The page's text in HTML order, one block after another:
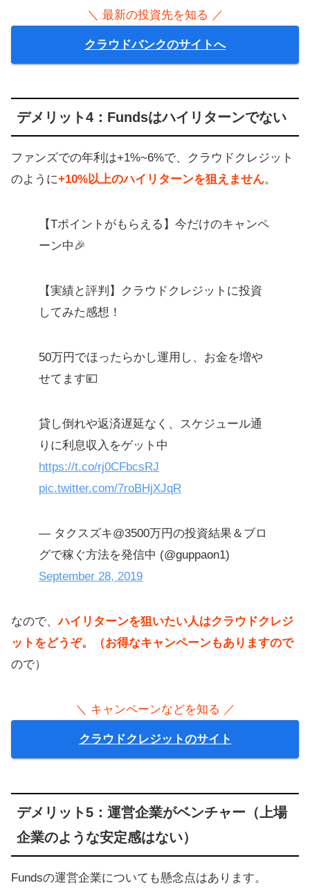
＼ 最新の投資先を知る ／
クラウドバンクのサイトへ
デメリット4：Fundsはハイリターンでない
ファンズでの年利は+1%~6%で、クラウドクレジット
のように+10%以上のハイリターンを狙えません。
【Tポイントがもらえる】今だけのキャンペ
ーン中🎉
【実績と評判】クラウドクレジットに投資
してみた感想！
50万円でほったらかし運用し、お金を増や
せてます💴
貸し倒れや返済遅延なく、スケジュール通
りに利息収入をゲット中
https://t.co/rj0CFbcsRJ
pic.twitter.com/7roBHjXJqR
— タクスズキ@3500万円の投資結果＆ブロ
グで稼ぐ方法を発信中 (@guppaon1)
September 28, 2019
なので、ハイリターンを狙いたい人はクラウドクレジ
ットをどうぞ。（お得なキャンペーンもありますので
ので）
＼ キャンペーンなどを知る ／
クラウドクレジットのサイト
デメリット5：運営企業がベンチャー（上場
企業のような安定感はない）
Fundsの運営企業についても懸念点はあります。